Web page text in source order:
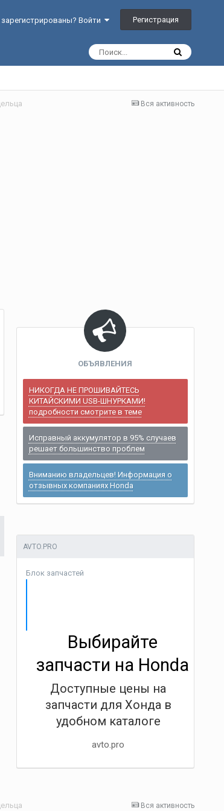
Войти Регистрация
Вся активность
ОБЪЯВЛЕНИЯ
НИКОГДА НЕ ПРОШИВАЙТЕСЬ
КИТАЙСКИМИ USB-ШНУРКАМИ!
подробности смотрите в теме
Исправный аккумулятор в 95% случаев
решает большинство проблем
Вниманию владельцев! Информация о
отзывных компаниях Honda
AVTO.PRO
Блок запчастей
Выбирайте
запчасти на Honda
Доступные цены на
запчасти для Хонда в
удобном каталоге
avto.pro
Вся активность